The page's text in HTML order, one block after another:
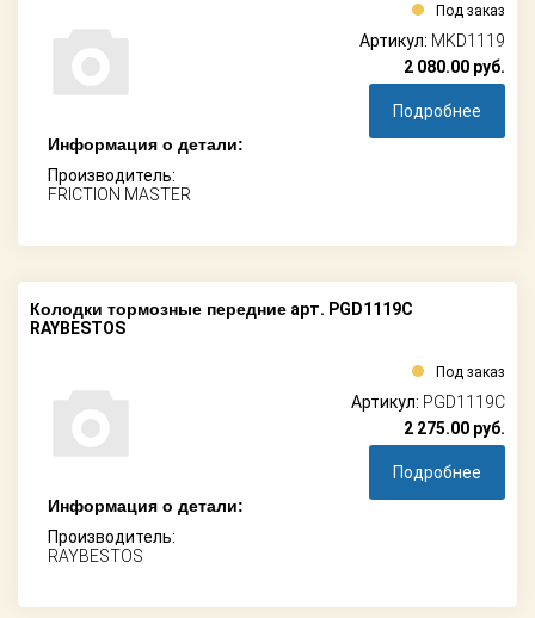
Информация о детали:
Производитель:
FRICTION MASTER
Под заказ
Артикул: MKD1119
2 080.00 руб.
Подробнее
Колодки тормозные передние арт. PGD1119C
RAYBESTOS
Информация о детали:
Производитель:
RAYBESTOS
Под заказ
Артикул: PGD1119C
2 275.00 руб.
Подробнее